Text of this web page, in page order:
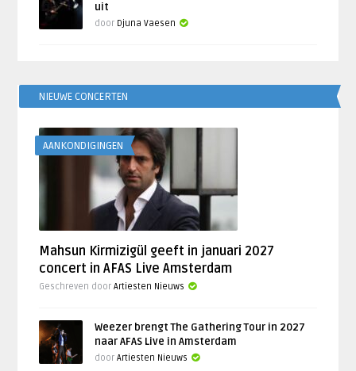
uit
door Djuna Vaesen
NIEUWE CONCERTEN
AANKONDIGINGEN
Mahsun Kirmizigül geeft in januari 2027
concert in AFAS Live Amsterdam
Geschreven doorArtiesten Nieuws
Weezer brengt The Gathering Tour in 2027
naar AFAS Live in Amsterdam
doorArtiesten Nieuws